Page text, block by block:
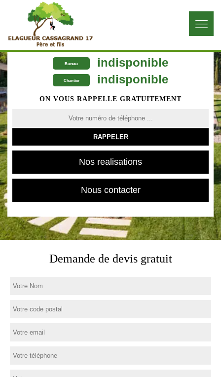
Bureau indisponible
Chantier indisponible
ON VOUS RAPPELLE GRATUITEMENT
Nos realisations
Nous contacter
Demande de devis gratuit